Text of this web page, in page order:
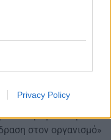
Privacy Policy
σοβαρή εγκεφαλική
τοξικολογία,
η
οι μεταλλικές
υδρογονάνθρακα
στον οργανισμό»